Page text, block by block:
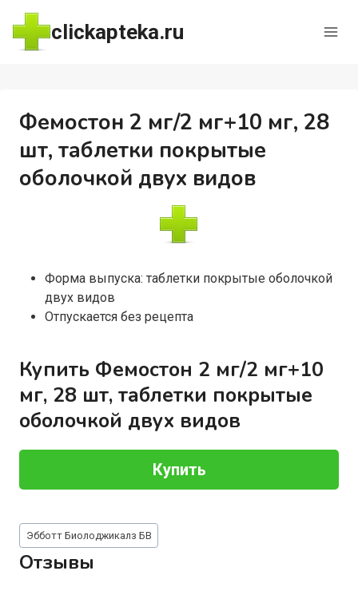
Перейти
содержимому
clickapteka.ru
Фемостон 2 мг/2 мг+10 мг, 28
шт, таблетки покрытые
оболочкой двух видов
Форма выпуска: таблетки покрытые оболочкой
двух видов
Отпускается без рецепта
Купить Фемостон 2 мг/2 мг+10
мг, 28 шт, таблетки покрытые
оболочкой двух видов
Купить
Метки
записи:
Эбботт Биолоджикалз БВ
Отзывы